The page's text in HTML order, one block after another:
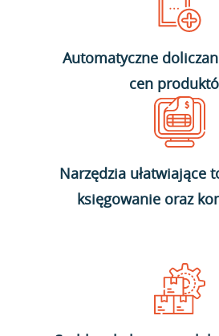
Automatyczne
cen
Narzędzia ułatwiające
księgowanie oraz